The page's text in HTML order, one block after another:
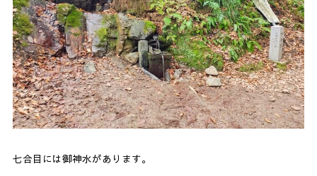
七合目には御神水があります。